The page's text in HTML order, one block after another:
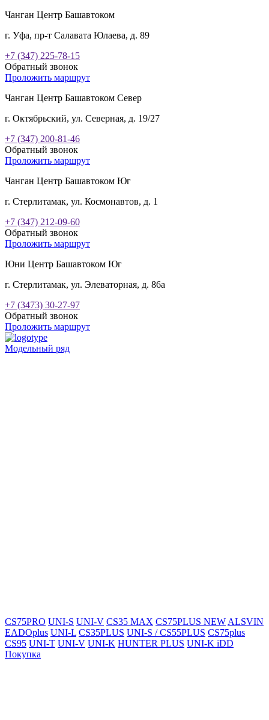
Чанган Центр Башавтоком
г. Уфа, пр-т Салавата Юлаева, д. 89
+7 (347) 225-78-15
Обратный звонок
Проложить маршрут
Чанган Центр Башавтоком Север
г. Октябрьский, ул. Северная, д. 19/27
+7 (347) 200-81-46
Обратный звонок
Проложить маршрут
Чанган Центр Башавтоком Юг
г. Стерлитамак, ул. Космонавтов, д. 1
+7 (347) 212-09-60
Обратный звонок
Проложить маршрут
Юни Центр Башавтоком Юг
г. Стерлитамак, ул. Элеваторная, д. 86а
+7 (3473) 30-27-97
Обратный звонок
Проложить маршрут
Модельный ряд
CS75PRO UNI-S UNI-V CS35 MAX CS75PLUS NEW ALSVIN
EADOplus UNI-L CS35PLUS UNI-S / CS55PLUS CS75plus
CS95 UNI-T UNI-V UNI-K HUNTER PLUS UNI-K iDD
Покупка